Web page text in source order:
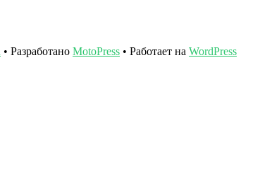
• Разработано MotoPress • Работает на WordPress